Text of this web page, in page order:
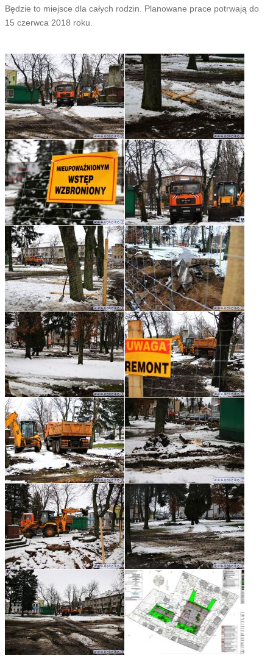
Będzie to miejsce dla całych rodzin. Planowane prace potrwają do
15 czerwca 2018 roku.